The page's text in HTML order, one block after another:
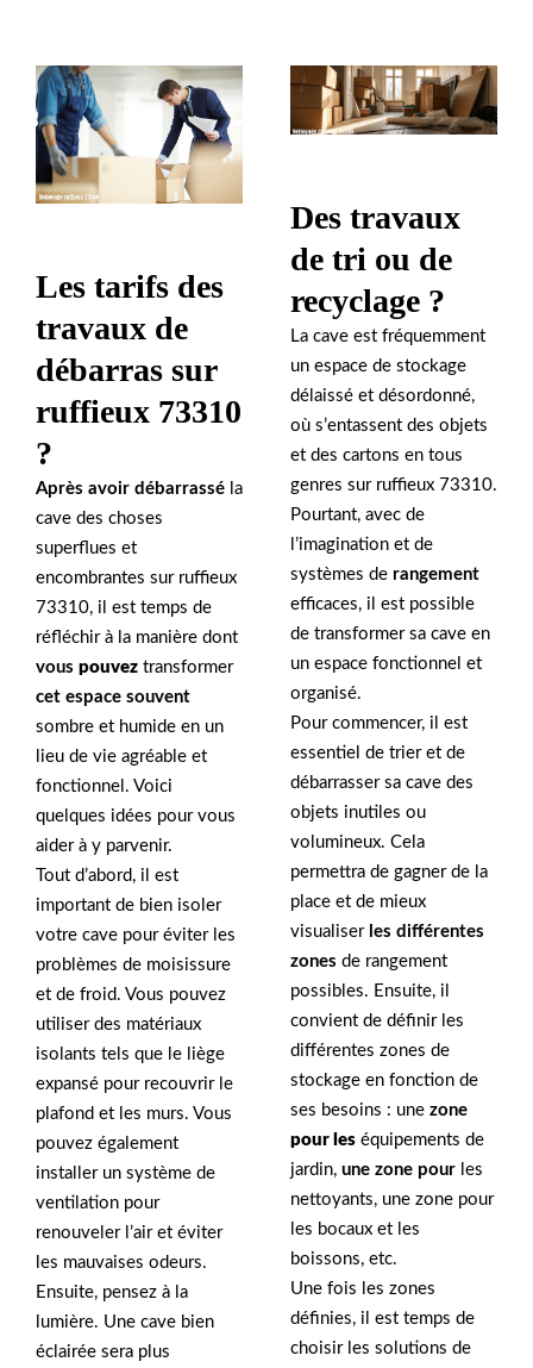
Les tarifs des
travaux de
débarras sur
ruffieux 73310
?
Après avoir débarrassé la
cave des choses
superflues et
encombrantes sur ruffieux
73310, il est temps de
réfléchir à la manière dont
vous pouvez transformer
cet espace souvent
sombre et humide en un
lieu de vie agréable et
fonctionnel. Voici
quelques idées pour vous
aider à y parvenir.
Tout d’abord, il est
important de bien isoler
votre cave pour éviter les
problèmes de moisissure
et de froid. Vous pouvez
utiliser des matériaux
isolants tels que le liège
expansé pour recouvrir le
plafond et les murs. Vous
pouvez également
installer un système de
ventilation pour
renouveler l’air et éviter
les mauvaises odeurs.
Ensuite, pensez à la
lumière. Une cave bien
éclairée sera plus
Des travaux
de tri ou de
recyclage ?
La cave est fréquemment
un espace de stockage
délaissé et désordonné,
où s’entassent des objets
et des cartons en tous
genres sur ruffieux 73310.
Pourtant, avec de
l’imagination et de
systèmes de rangement
efficaces, il est possible
de transformer sa cave en
un espace fonctionnel et
organisé.
Pour commencer, il est
essentiel de trier et de
débarrasser sa cave des
objets inutiles ou
volumineux. Cela
permettra de gagner de la
place et de mieux
visualiser les différentes
zones de rangement
possibles. Ensuite, il
convient de définir les
différentes zones de
stockage en fonction de
ses besoins : une zone
pour les équipements de
jardin, une zone pour les
nettoyants, une zone pour
les bocaux et les
boissons, etc.
Une fois les zones
définies, il est temps de
choisir les solutions de